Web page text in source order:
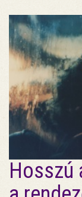
Hosszú